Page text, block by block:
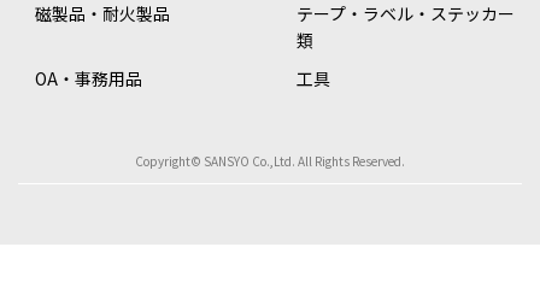
磁製品・耐火製品
テープ・ラベル・ステッカー
類
OA・事務用品
工具
Copyright© SANSYO Co.,Ltd. All Rights Reserved.